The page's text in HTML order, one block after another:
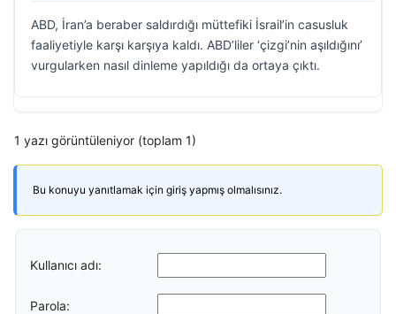
ABD, İran’a beraber saldırdığı müttefiki İsrail’in casusluk
faaliyetiyle karşı karşıya kaldı. ABD’liler ‘çizgi’nin aşıldığını’
vurgularken nasıl dinleme yapıldığı da ortaya çıktı.
1 yazı görüntüleniyor (toplam 1)
Bu konuyu yanıtlamak için giriş yapmış olmalısınız.
Kullanıcı adı:
Parola: